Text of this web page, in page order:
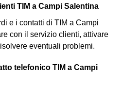
TIM a Campi Salentina
e i contatti di TIM a Campi
con il servizio clienti, attivare
eventuali problemi.
telefonico TIM a Campi